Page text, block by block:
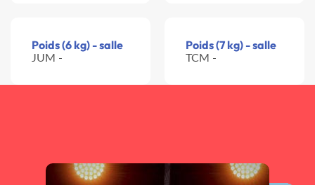
Poids (6 kg) - salle
JUM -
Poids (7 kg) - salle
TCM -